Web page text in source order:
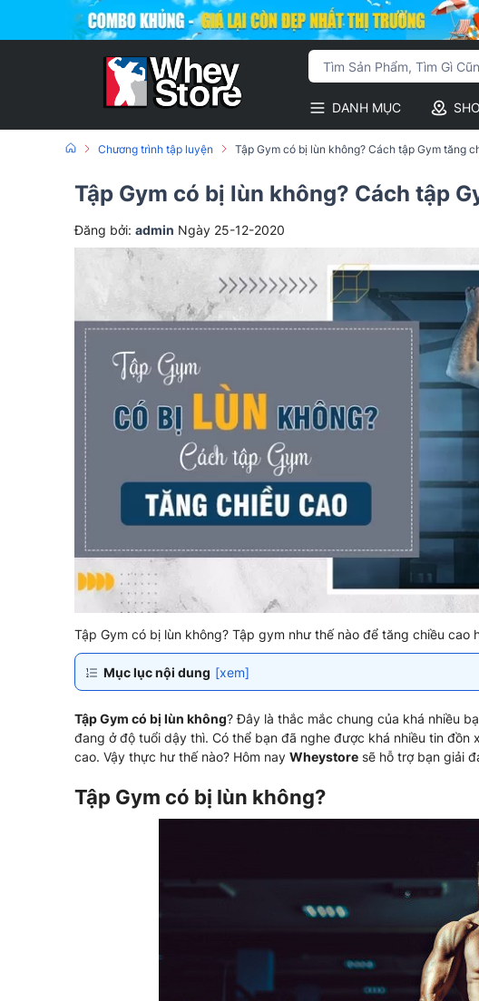
DANH MỤC
Chương trình tập luyện Tập Gym có bị lùn không? Cách tập Gym tăng
Tập Gym có bị lùn không? Cách tập
Đăng bởi: admin Ngày 25-12-2020
Tập Gym có bị lùn không? Tập gym như thế nào để tăng chiều cao
Mục lục nội dung [xem]
Tập Gym có bị lùn không? Đây là thắc mắc chung của khá nhiều
đang ở độ tuổi dậy thì. Có thể bạn đã nghe được khá nhiều tin
cao. Vậy thực hư thế nào? Hôm nay Wheystore sẽ hỗ trợ bạn giải
Tập Gym có bị lùn không?